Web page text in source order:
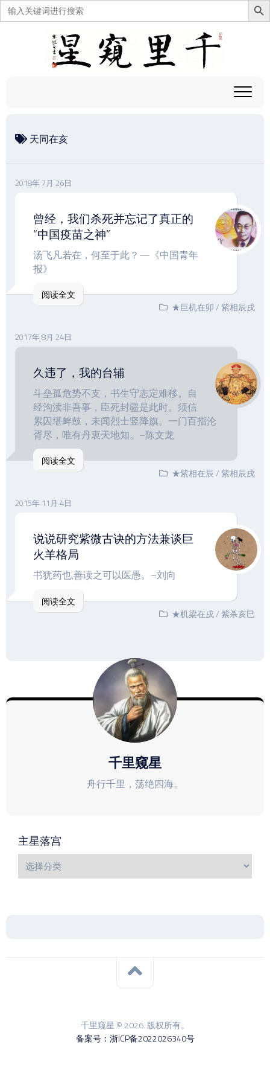
搜
索：
天同在亥
2018年 7月 26日
曾经，我们杀死并忘记了真正的
“中国疫苗之神”
汤飞凡若在，何至于此？—《中国青年
报》
阅读全文
★巨机在卯/紫相辰戌
2017年 8月 24日
久违了，我的台辅
斗垒孤危势不支，书生守志定难移。自
经沟渎非吾事，臣死封疆是此时。须信
累囚堪衅鼓，未闻烈士竖降旗。一门百指沦
胥尽，唯有丹衷天地知。–陈文龙
阅读全文
★紫相在辰/紫相辰戌
2015年 11月 4日
说说研究紫微古诀的方法兼谈巨
火羊格局
书犹药也,善读之可以医愚。–刘向
阅读全文
★机梁在戌/紫杀亥巳
千里窥星
舟行千里，荡绝四海。
主星落宫
千里窥星 © 2026. 版权所有。
备案号：浙ICP备2022026340号